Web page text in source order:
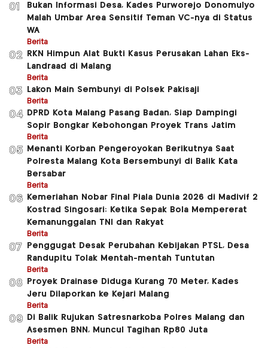
01
Bukan Informasi Desa, Kades Purworejo Donomulyo
Malah Umbar Area Sensitif Teman VC-nya di Status
WA
Berita
02
RKN Himpun Alat Bukti Kasus Perusakan Lahan Eks-
Landraad di Malang
Berita
03 Lakon Main Sembunyi di Polsek Pakisaji
Berita
04
DPRD Kota Malang Pasang Badan, Siap Dampingi
Sopir Bongkar Kebohongan Proyek Trans Jatim
Berita
05
Menanti Korban Pengeroyokan Berikutnya Saat
Polresta Malang Kota Bersembunyi di Balik Kata
Bersabar
Berita
06
Kemeriahan Nobar Final Piala Dunia 2026 di Madivif 2
Kostrad Singosari: Ketika Sepak Bola Mempererat
Kemanunggalan TNI dan Rakyat
Berita
07
Penggugat Desak Perubahan Kebijakan PTSL, Desa
Randupitu Tolak Mentah-mentah Tuntutan
Berita
08
Proyek Drainase Diduga Kurang 70 Meter, Kades
Jeru Dilaporkan ke Kejari Malang
Berita
09
Di Balik Rujukan Satresnarkoba Polres Malang dan
Asesmen BNN, Muncul Tagihan Rp80 Juta
Berita